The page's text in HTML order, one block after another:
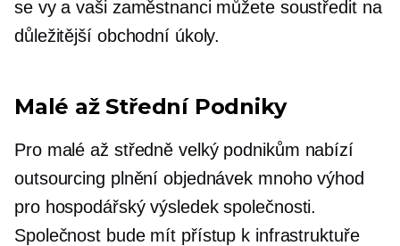
se vy a vaši zaměstnanci můžete soustředit na
důležitější obchodní úkoly.
Malé ažStředníPodniky
Pro malé až středně velkýpodnikům nabízí
outsourcing plnění objednávek mnoho výhod
pro hospodářský výsledek společnosti.
Společnost bude mít přístup k infrastruktuře